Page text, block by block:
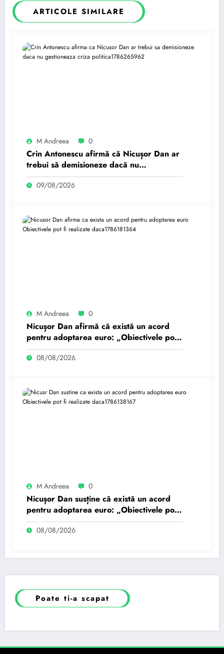
ARTICOLE SIMILARE
M Andreea 0
Crin Antonescu afirmă că Nicușor Dan ar
trebui să demisioneze dacă nu
gestionează criza politică.
09/08/2026
M Andreea 0
Nicușor Dan afirmă că există un acord
pentru adoptarea euro: „Obiectivele pot
fi realizate dacă…
08/08/2026
M Andreea 0
Nicușor Dan susține că există un acord
pentru adoptarea euro: „Obiectivele pot
fi realizate dacă…
08/08/2026
Poate ti-a scapat